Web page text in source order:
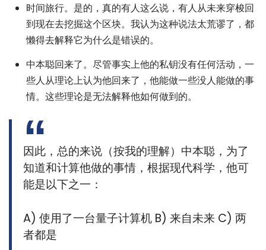
时间旅行。是的，真的有人这么说，有人从未来穿梭回
到现在去挖掘这个区块。我认为这种说法太荒谬了，都
懒得去解释它为什么是错误的。
中本聪回来了。尽管事实上他的私钥没有任何活动，一
些人从理论上认为他回来了，他能做一些没人能做的事
情。这些理论是无法解释他如何做到的。
因此，总的来说（按我的理解）中本聪，为了
知道和计算他做的事情，根据现代科学，他可
能是以下之一：
A) 使用了一台量子计算机 B) 来自未来 C) 两
者都是